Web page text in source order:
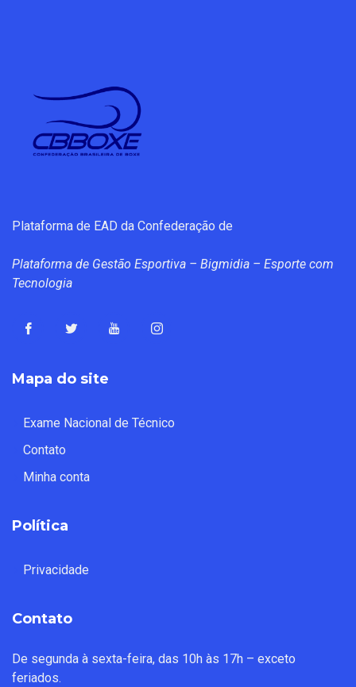
Plataforma de EAD da Confederação de
Plataforma de Gestão Esportiva – Bigmidia – Esporte com
Tecnologia
Mapa do site
Exame Nacional de Técnico
Contato
Minha conta
Política
Privacidade
Contato
De segunda à sexta-feira, das 10h às 17h – exceto
feriados.